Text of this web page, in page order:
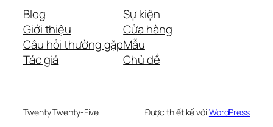
Blog
Giới thiệu
Câu hỏi thường gặp
Tác giả
Sự kiện
Cửa hàng
Mẫu
Chủ đề
Twenty Twenty-Five Được thiết kế với WordPress